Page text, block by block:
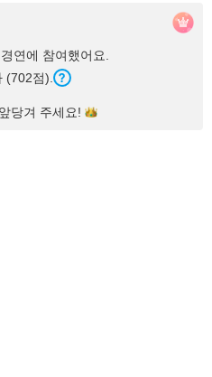
경연에 참여했어요.
(702점).
당겨 주세요!